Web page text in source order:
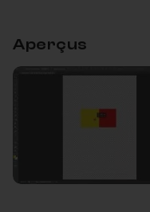
Aperçus